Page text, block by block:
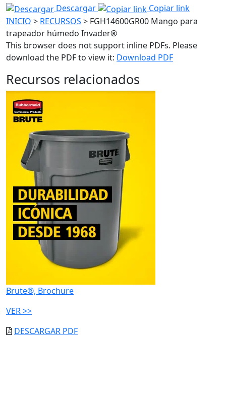
Descargar
Copiar link
INICIO > RECURSOS > FGH14600GR00 Mango para
trapeador húmedo Invader®
This browser does not support inline PDFs. Please
download the PDF to view it: Download PDF
Recursos relacionados
Brute®, Brochure
VER >>
DESCARGAR PDF